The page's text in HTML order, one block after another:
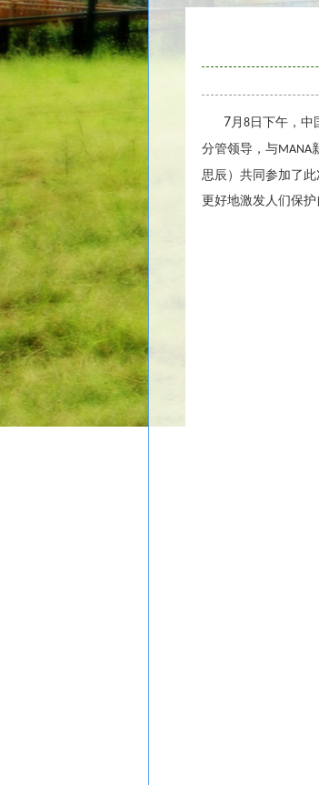
7月 8 日下午，中
分管领导，与MANA
思辰）共同参加了
更好地激发人们保护